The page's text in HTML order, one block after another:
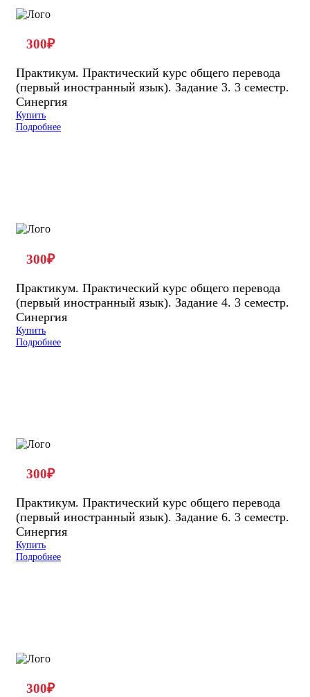
300₽
Практикум. Практический курс общего перевода
(первый иностранный язык). Задание 3. 3 семестр.
Синергия
Купить
Подробнее
300₽
Практикум. Практический курс общего перевода
(первый иностранный язык). Задание 4. 3 семестр.
Синергия
Купить
Подробнее
300₽
Практикум. Практический курс общего перевода
(первый иностранный язык). Задание 6. 3 семестр.
Синергия
Купить
Подробнее
300₽